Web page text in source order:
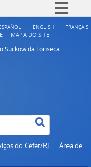
Simplifique!ENGLISH FRANÇAIS
MAPA DO SITE
Suckow da Fonseca
do Cefet/RJ
Área de